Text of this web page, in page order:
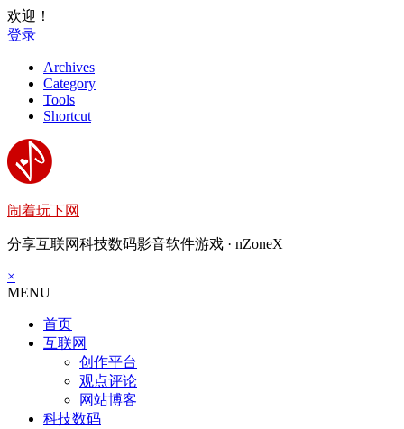
欢迎！
登录
Archives
Category
Tools
Shortcut
闹着玩下网
分享互联网科技数码影音软件游戏 · nZoneX
×
MENU
首页
互联网
创作平台
观点评论
网站博客
科技数码